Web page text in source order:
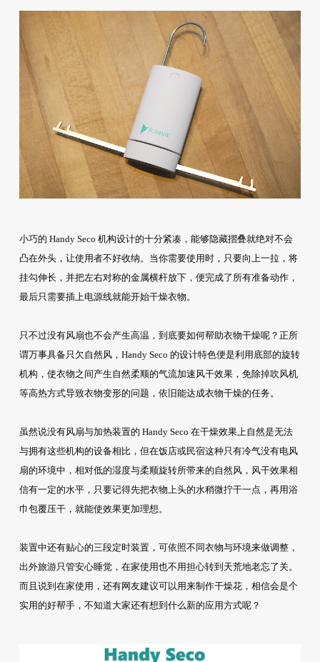
小巧的 Handy Seco 机构设计的十分紧凑，能够隐藏摺叠就绝对不会
凸在外头，让使用者不好收纳。当你需要使用时，只要向上一拉，将
挂勾伸长，并把左右对称的金属横杆放下，便完成了所有准备动作，
最后只需要插上电源线就能开始干燥衣物。
只不过没有风扇也不会产生高温，到底要如何帮助衣物干燥呢？正所
谓万事具备只欠自然风，Handy Seco 的设计特色便是利用底部的旋转
机构，使衣物之间产生自然柔顺的气流加速风干效果，免除掉吹风机
等高热方式导致衣物变形的问题，依旧能达成衣物干燥的任务。
虽然说没有风扇与加热装置的 Handy Seco 在干燥效果上自然是无法
与拥有这些机构的设备相比，但在饭店或民宿这种只有冷气没有电风
扇的环境中，相对低的湿度与柔顺旋转所带来的自然风，风干效果相
信有一定的水平，只要记得先把衣物上头的水稍微拧干一点，再用浴
巾包覆压干，就能使效果更加理想。
装置中还有贴心的三段定时装置，可依照不同衣物与环境来做调整，
出外旅游只管安心睡觉，在家使用也不用担心转到天荒地老忘了关。
而且说到在家使用，还有网友建议可以用来制作干燥花，相信会是个
实用的好帮手，不知道大家还有想到什么新的应用方式呢？